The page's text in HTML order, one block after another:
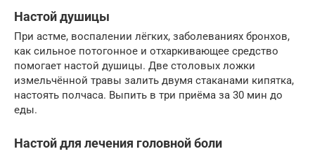
Настой душицы
При астме, воспалении лёгких, заболеваниях бронхов,
как сильное потогонное и отхаркивающее средство
помогает настой душицы. Две столовых ложки
измельчённой травы залить двумя стаканами кипятка,
настоять полчаса. Выпить в три приёма за 30 мин до
еды.
Настой для лечения головной боли